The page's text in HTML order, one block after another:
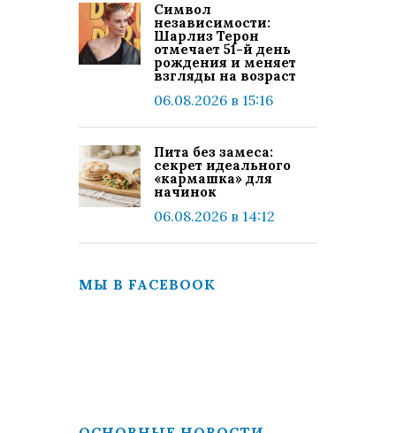
Символ
независимости:
Шарлиз Терон
отмечает 51-й день
рождения и меняет
взгляды на возраст
06.08.2026 в 15:16
Пита без замеса:
секрет идеального
«кармашка» для
начинок
06.08.2026 в 14:12
МЫ В FACEBOOK